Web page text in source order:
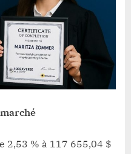
2,53 % à 117 655,04 $